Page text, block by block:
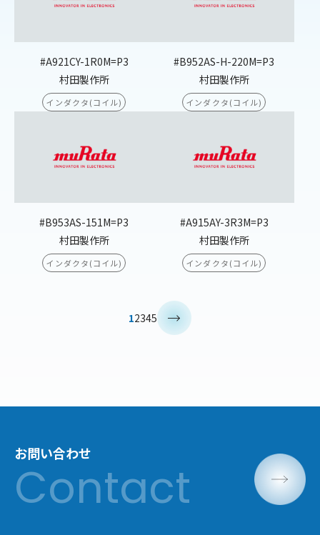
#A921CY-1R0M=P3
村田製作所
インダクタ(コイル)
#B952AS-H-220M=P3
村田製作所
インダクタ(コイル)
#B953AS-151M=P3
村田製作所
インダクタ(コイル)
#A915AY-3R3M=P3
村田製作所
インダクタ(コイル)
12345
お問い合わせ